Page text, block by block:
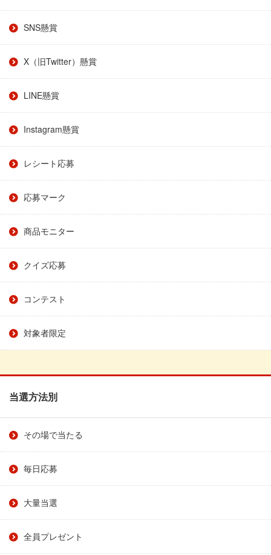
SNS懸賞
X（旧Twitter）懸賞
LINE懸賞
Instagram懸賞
レシート応募
応募マーク
商品モニター
クイズ応募
コンテスト
対象者限定
当選方法別
その場で当たる
毎日応募
大量当選
全員プレゼント